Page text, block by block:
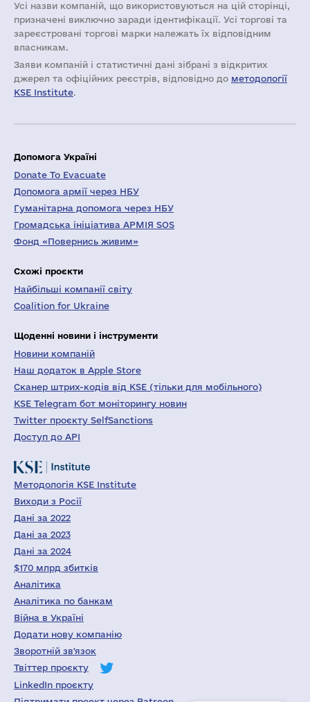
Усі назви компаній, що використовуються на цій сторінці,
призначені виключно заради ідентифікації. Усі торгові та
зареєстровані торгові марки належать їх відповідним
власникам.
Заяви компаній i статистичні дані зібрані з відкритих
джерел та офіційних реєстрів, відповідно до методології
KSE Institute.
Допомога Україні
Donate To Evacuate
Допомога армії через НБУ
Гуманітарна допомога через НБУ
Громадська ініціатива АРМІЯ SOS
Фонд «Повернись живим»
Схожі проєкти
Найбільші компанії світу
Coalition for Ukraine
Щоденні новини і інструменти
Новини компаній
Наш додаток в Apple Store
Сканер штрих-кодів від KSE (тільки для мобільного)
KSE Telegram бот моніторингу новин
Twitter проєкту SelfSanctions
Доступ до API
Методологія KSE Institute
Виходи з Росії
Дані за 2022
Дані за 2023
Дані за 2024
$170 млрд збитків
Аналітика
Аналітика по банкам
Війна в Україні
Додати нову компанію
Зворотній зв'язок
Твіттер проєкту
LinkedIn проєкту